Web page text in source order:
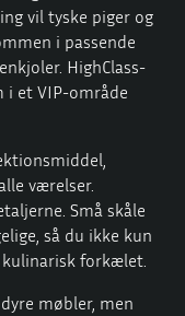
vil tyske piger og
i passende
HighClass-
i et VIP-område
værelser.
Små skåle
så du ikke kun
forkælet.
møbler, men